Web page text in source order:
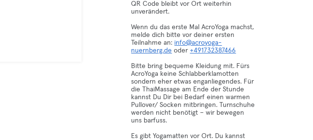
QR Code bleibt vor Ort weiterhin
unverändert.
Wenn du das erste Mal AcroYoga machst,
melde dich bitte vor deiner ersten
Teilnahme an: info@acroyoga-
nuernberg.de oder +491732387466
Bitte bring bequeme Kleidung mit. Fürs
AcroYoga keine Schlabberklamotten
sondern eher etwas enganliegendes. Für
die ThaiMassage am Ende der Stunde
kannst Du Dir bei Bedarf einen warmen
Pullover/ Socken mitbringen. Turnschuhe
werden nicht benötigt – wir bewegen
uns barfuss.
Es gibt Yogamatten vor Ort. Du kannst